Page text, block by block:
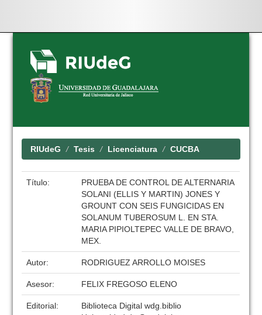
Skip
navigation
RIUdeG Tesis Licenciatura CUCBA
Título:
PRUEBA DE CONTROL DE ALTERNARIA
SOLANI (ELLIS Y MARTIN) JONES Y
GROUNT CON SEIS FUNGICIDAS EN
SOLANUM TUBEROSUM L. EN STA.
MARIA PIPIOLTEPEC VALLE DE BRAVO,
MEX.
Autor: RODRIGUEZ ARROLLO MOISES
Asesor: FELIX FREGOSO ELENO
Editorial:
Biblioteca Digital wdg.biblio